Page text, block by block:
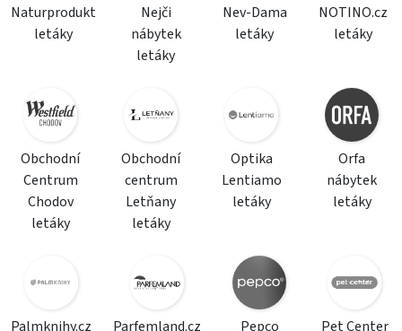
Naturprodukt
letáky
Nejči
nábytek
letáky
Nev-Dama
letáky
NOTINO.cz
letáky
Obchodní
Centrum
Chodov
letáky
Obchodní
centrum
Letňany
letáky
Optika
Lentiamo
letáky
Orfa
nábytek
letáky
Palmknihy.cz
Parfemland.cz
Pepco
Pet Center